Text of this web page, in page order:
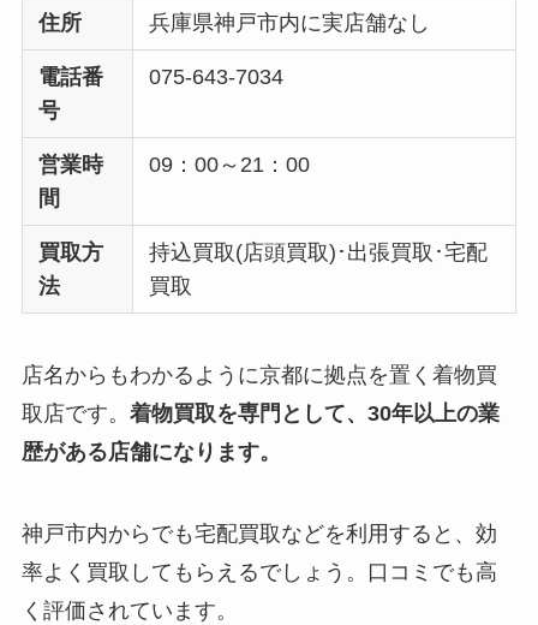
住所 兵庫県神戸市内に実店舗なし
電話番
号
075-643-7034
営業時
間
09：00～21：00
買取方
法
持込買取(店頭買取)･出張買取･宅配
買取
店名からもわかるように京都に拠点を置く着物買
取店です。 着物買取を専門として、30年以上の業
歴がある店舗になります。
神戸市内からでも宅配買取などを利用すると、効
率よく買取してもらえるでしょう。口コミでも高
く評価されています。